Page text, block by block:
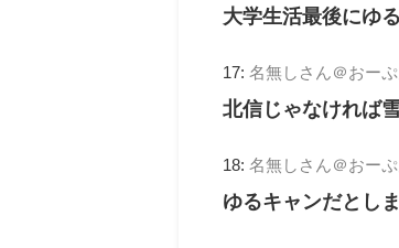
大学生活最後にゆ
17:名無しさん＠おー
北信じゃなければ
18:名無しさん＠おー
ゆるキャンだとし